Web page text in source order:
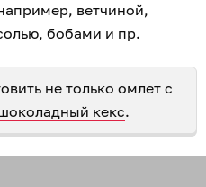
ветчиной,
бобами и пр.
не только омлет с
кекс.